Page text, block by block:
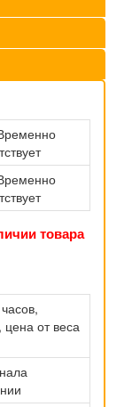
товара
цена от веса